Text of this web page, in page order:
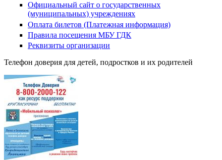
Официальный сайт о государственных
(муниципальных) учреждениях
Оплата билетов (Платежная информация)
Правила посещения МБУ ГДК
Реквизиты организации
Телефон доверия для детей, подростков и их родителей